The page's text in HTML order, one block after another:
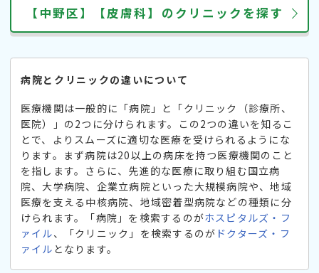
【中野区】【皮膚科】のクリニックを探す
病院とクリニックの違いについて
医療機関は一般的に「病院」と「クリニック（診療所、
医院）」の2つに分けられます。この2つの違いを知るこ
とで、よりスムーズに適切な医療を受けられるようにな
ります。まず病院は20以上の病床を持つ医療機関のこと
を指します。さらに、先進的な医療に取り組む国立病
院、大学病院、企業立病院といった大規模病院や、地域
医療を支える中核病院、地域密着型病院などの種類に分
けられます。「病院」を検索するのがホスピタルズ・フ
ァイル、「クリニック」を検索するのが ドクターズ・フ
ァイル となります。